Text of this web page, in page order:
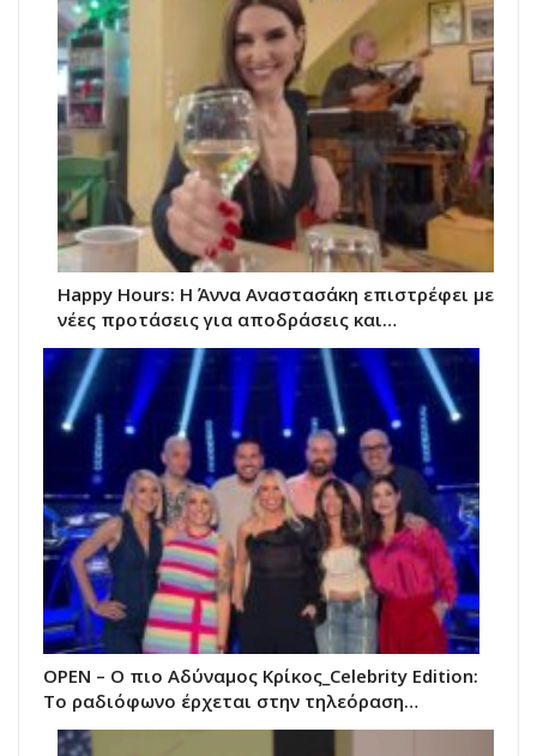
Happy Hours: Η Άννα Αναστασάκη επιστρέφει με
νέες προτάσεις για αποδράσεις και…
OPEN – Ο πιο Αδύναμος Κρίκος_Celebrity Edition:
Το ραδιόφωνο έρχεται στην τηλεόραση…